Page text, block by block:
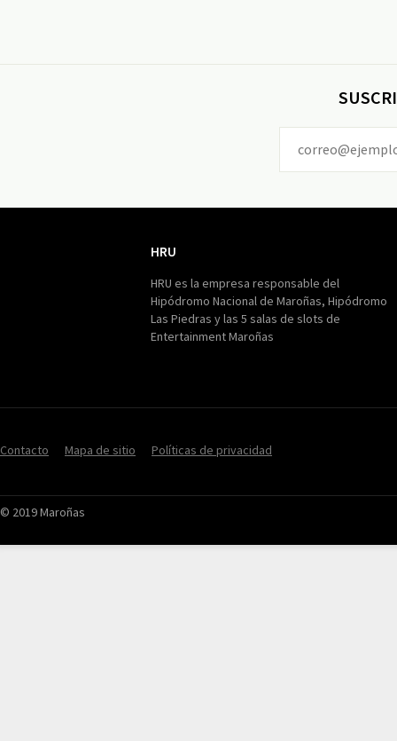
HRU
HRU es la empresa responsable del
Hipódromo Nacional de Maroñas, Hipódromo
Las Piedras y las 5 salas de slots de
Entertainment Maroñas
Contacto Mapa de sitio Políticas de privacidad
© 2019 Maroñas